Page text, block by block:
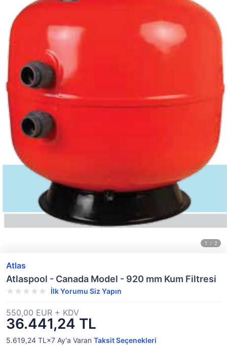
Atlas
Atlaspool - Canada Model - 920 mm Kum Filtresi
İlk Yorumu Siz Yapın
36.441,24 TL
550,00 EUR + KDV
5.619,24 TL×7 Ay'a Varan Taksit Seçenekleri